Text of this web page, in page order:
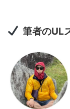
筆者のUL